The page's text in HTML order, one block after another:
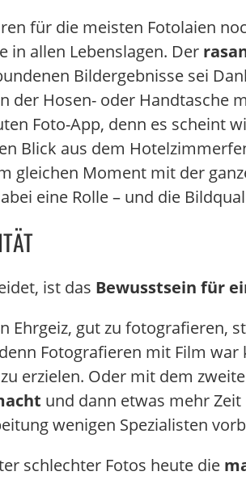
für die meisten Fotolaien
in allen Lebenslagen. Der
Bildergebnisse sei
der Hosen- oder Handtasche
Foto-App, denn es scheint
Blick aus dem
gleichen Moment mit der
eine Rolle – und die
ist das Bewusstsein für
Ehrgeiz, gut zu
Fotografieren mit Film
erzielen. Oder mit dem
und dann etwas mehr
wenigen Spezialisten
schlechter Fotos heute die